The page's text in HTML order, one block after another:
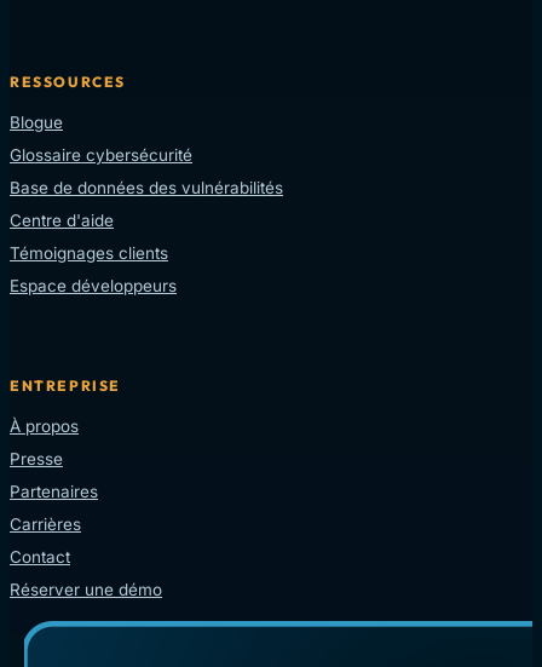
RESSOURCES
Blogue
Glossaire cybersécurité
Base de données des vulnérabilités
Centre d'aide
Témoignages clients
Espace développeurs
ENTREPRISE
À propos
Presse
Partenaires
Carrières
Contact
Réserver une démo